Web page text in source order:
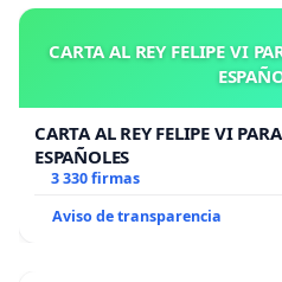
CARTA AL REY FELIPE VI
CARTA AL REY FELIPE VI
ESPAÑOLES
3 330 firmas
Aviso de transparencia